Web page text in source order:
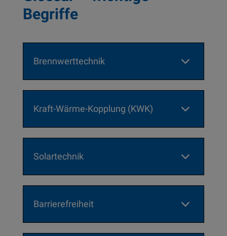
Begriffe
Brennwerttechnik
Kraft-Wärme-Kopplung (KWK)
Solartechnik
Barrierefreiheit